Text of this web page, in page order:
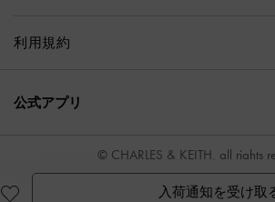
入荷通知を受け取
利用規約
公式アプリ
© CHARLES & KEITH, all rights